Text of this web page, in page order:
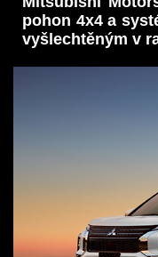
pohon 4x4 a
vyšlechtěným v